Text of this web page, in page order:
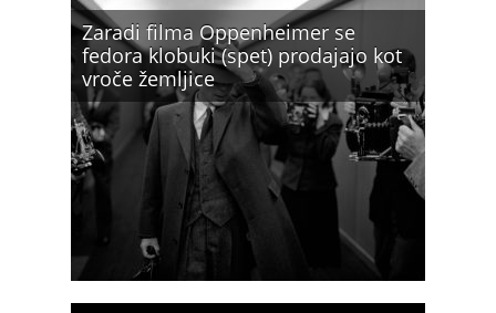
Zaradi filma Oppenheimer se
fedora klobuki (spet) prodajajo kot
vroče žemljice